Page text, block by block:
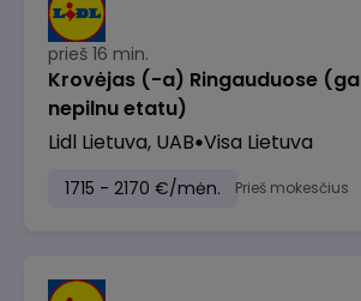
prieš 16 min.
Krovėjas (-a) Ringauduose
nepilnu etatu)
Lidl Lietuva, UAB Visa Lietuva
1715 - 2170 €/mėn. Prieš mokesčius